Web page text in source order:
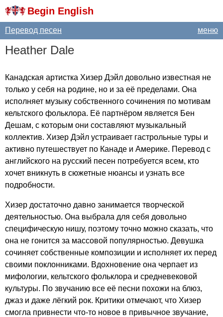
Begin English
меню
Перевод песен
Heather Dale
Канадская артистка Хизер Дэйл довольно известная не
только у себя на родине, но и за её пределами. Она
исполняет музыку собственного сочинения по мотивам
кельтского фольклора. Её партнёром является Бен
Дешам, с которым они составляют музыкальный
коллектив. Хизер Дэйл устраивает гастрольные туры и
активно путешествует по Канаде и Америке. Перевод с
английского на русский песен потребуется всем, кто
хочет вникнуть в сюжетные нюансы и узнать все
подробности.
Хизер достаточно давно занимается творческой
деятельностью. Она выбрала для себя довольно
специфическую нишу, поэтому точно можно сказать, что
она не гонится за массовой популярностью. Девушка
сочиняет собственные композиции и исполняет их перед
своими поклонниками. Вдохновение она черпает из
мифологии, кельтского фольклора и средневековой
культуры. По звучанию все её песни похожи на блюз,
джаз и даже лёгкий рок. Критики отмечают, что Хизер
смогла привнести что-то новое в привычное звучание,